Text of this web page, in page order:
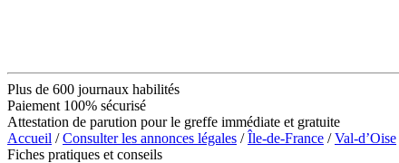
Plus de 600 journaux habilités
Paiement 100% sécurisé
Attestation de parution pour le greffe immédiate et gratuite
Accueil /Consulter les annonces légales /Île-de-France /Val-d’Oise
Fiches pratiques et conseils